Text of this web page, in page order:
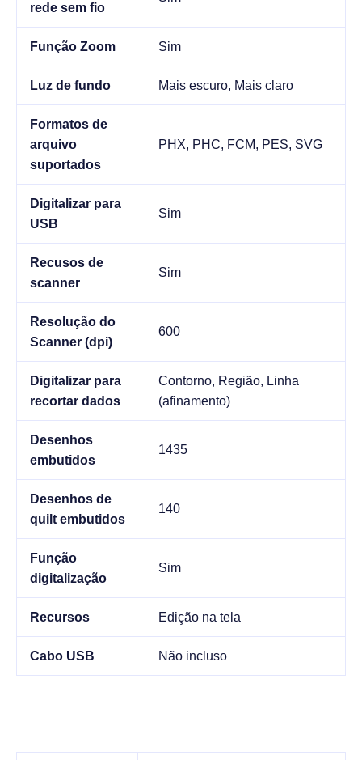
rede sem fio
Função Zoom Sim
Luz de fundo Mais escuro, Mais claro
Formatos de
arquivo
suportados
PHX, PHC, FCM, PES, SVG
Digitalizar para
USB
Sim
Recusos de
scanner
Sim
Resolução do
Scanner (dpi)
600
Digitalizar para
recortar dados
Contorno, Região, Linha
(afinamento)
Desenhos
embutidos
1435
Desenhos de
quilt embutidos
140
Função
digitalização
Sim
Recursos Edição na tela
Cabo USB Não incluso